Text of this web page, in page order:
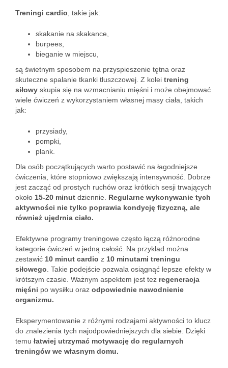
Treningi cardio , takie jak:
skakanie na skakance,
burpees,
bieganie w miejscu,
są świetnym sposobem na przyspieszenie tętna oraz
skuteczne spalanie tkanki tłuszczowej. Z kolei trening
siłowy skupia się na wzmacnianiu mięśni i może obejmować
wiele ćwiczeń z wykorzystaniem własnej masy ciała, takich
jak:
przysiady,
pompki,
plank.
Dla osób początkujących warto postawić na łagodniejsze
ćwiczenia, które stopniowo zwiększają intensywność. Dobrze
jest zacząć od prostych ruchów oraz krótkich sesji trwających
około 15-20 minut dziennie. Regularne wykonywanie tych
aktywności nie tylko poprawia kondycję fizyczną, ale
również ujędrnia ciało.
Efektywne programy treningowe często łączą różnorodne
kategorie ćwiczeń w jedną całość. Na przykład można
zestawić 10 minut cardio z 10 minutami treningu
siłowego . Takie podejście pozwala osiągnąć lepsze efekty w
krótszym czasie. Ważnym aspektem jest też regeneracja
mięśni po wysiłku oraz odpowiednie nawodnienie
organizmu.
Eksperymentowanie z różnymi rodzajami aktywności to klucz
do znalezienia tych najodpowiedniejszych dla siebie. Dzięki
temu łatwiej utrzymać motywację do regularnych
treningów we własnym domu.